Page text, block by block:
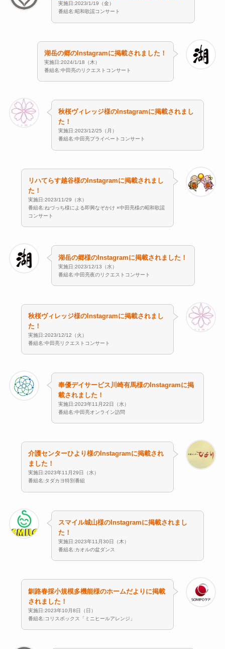
実施日:2023/1/19（金）
番組名:昭和歌謡コンサート
湖岳の郷のInstagramに掲載されました！
実施日:2024/1/18（木）
番組名:中田亮のリクエストコンサート
秋桜ヴィレッジ様のInstagramに掲載されまし
た！
実施日:2023/12/25（月）
番組名:中田亮プライベートコンサート
リハてらす越谷様のInstagramに掲載されまし
た！
実施日:2023/11/29（水）
番組名:ねづっち様による即興なぞかけ ×中田亮様の昭和歌謡
コンサート
湖岳の郷様のInstagramに掲載されました！
実施日:2023/12/13（水）
番組名:中田亮夜のリクエストコンサート
秋桜ヴィレッジ様のInstagramに掲載されまし
た！
実施日:2023/12/12（火）
番組名:中田亮リクエストコンサート
奉優デイサービス川崎有馬様のInstagramに掲
載されました！
実施日:2023年11月22日（水）
番組名:中田亮オンライン訪問
介護センターひより様のInstagramに掲載され
ました！
実施日:2023年11月29日（水）
番組名:タダカヨ特別番組
スマイル城山様のInstagramに掲載されまし
た！
実施日:2023年11月30日（木）
番組名:カオルの盆ダンス
釧路春採小規模多機能様のホームだよりに掲載
されました！
実施日:2023年10月8日（日）
番組名:コリスボックス「ミニヒールアレンジ」